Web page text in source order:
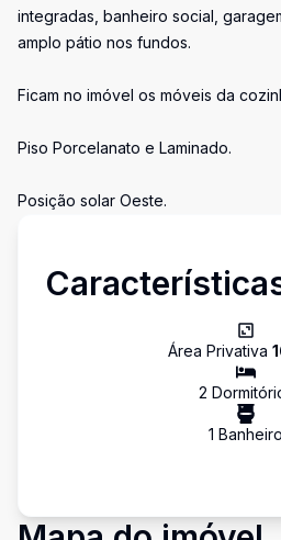
integradas, banheiro social,
amplo pátio nos fundos.
Ficam no imóvel os móveis da
Piso Porcelanato e Laminado.
Posição solar Oeste.
Área Privativa
2
1 Banheiro